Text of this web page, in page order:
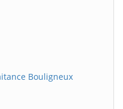
Bouligneux